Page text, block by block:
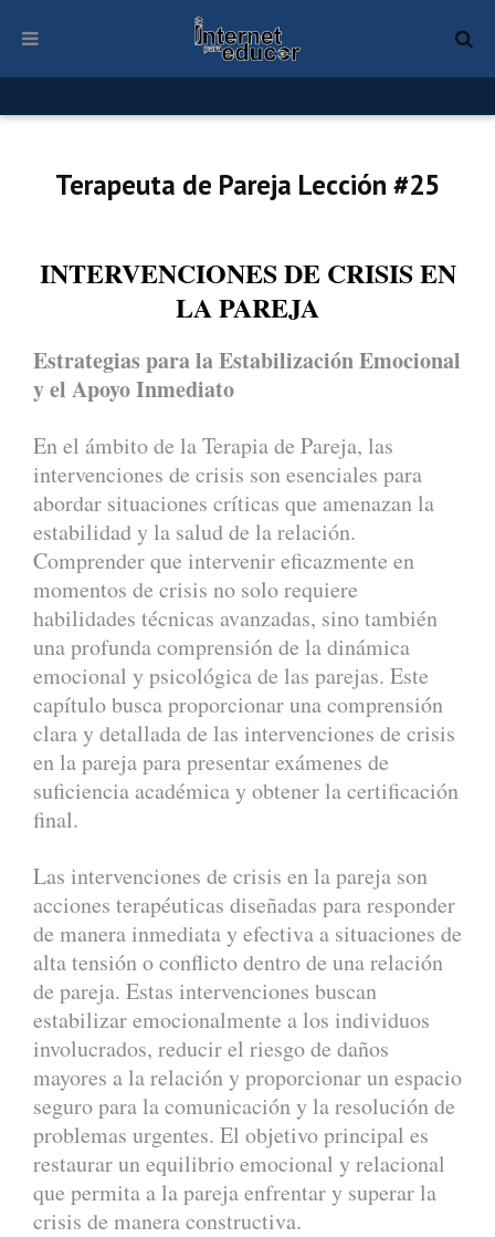
Terapeuta de Pareja Lección #25
INTERVENCIONES DE CRISIS EN
LA PAREJA
Estrategias para la Estabilización Emocional
y el Apoyo Inmediato
En el ámbito de la Terapia de Pareja, las
intervenciones de crisis son esenciales para
abordar situaciones críticas que amenazan la
estabilidad y la salud de la relación.
Comprender que intervenir eficazmente en
momentos de crisis no solo requiere
habilidades técnicas avanzadas, sino también
una profunda comprensión de la dinámica
emocional y psicológica de las parejas. Este
capítulo busca proporcionar una comprensión
clara y detallada de las intervenciones de crisis
en la pareja para presentar exámenes de
suficiencia académica y obtener la certificación
final.
Las intervenciones de crisis en la pareja son
acciones terapéuticas diseñadas para responder
de manera inmediata y efectiva a situaciones de
alta tensión o conflicto dentro de una relación
de pareja. Estas intervenciones buscan
estabilizar emocionalmente a los individuos
involucrados, reducir el riesgo de daños
mayores a la relación y proporcionar un espacio
seguro para la comunicación y la resolución de
problemas urgentes. El objetivo principal es
restaurar un equilibrio emocional y relacional
que permita a la pareja enfrentar y superar la
crisis de manera constructiva.